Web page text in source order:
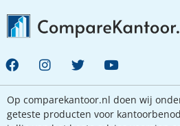
Op comparekantoor.nl doen wij
geteste producten voor